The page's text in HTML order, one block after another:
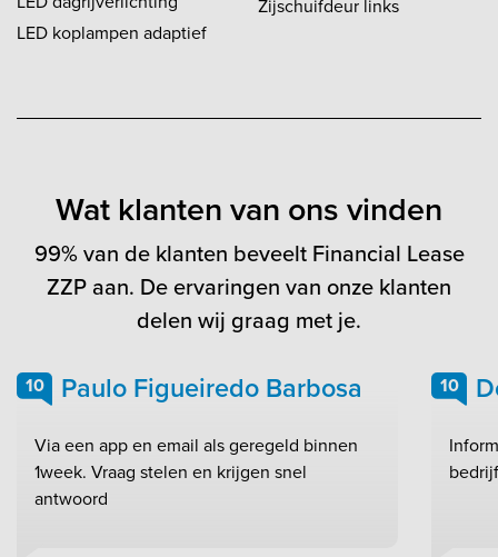
LED koplampen adaptief
Zijschuifdeur links
Wat klanten van ons vinden
99% van de klanten beveelt Financial Lease
ZZP aan. De ervaringen van onze klanten
delen wij graag met je.
10 Paulo Figueiredo Barbosa
Via een app en email als geregeld binnen
1week. Vraag stelen en krijgen snel
antwoord
10